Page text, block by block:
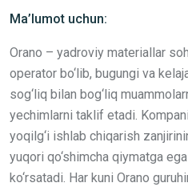
Ma’lumot uchun:
Orano – yadroviy materiallar
operator bo‘lib, bugungi va
sog‘liq bilan bog‘liq
yechimlarni taklif etadi.
yoqilg‘i ishlab chiqarish
yuqori qo‘shimcha qiymatga
ko‘rsatadi. Har kuni Orano